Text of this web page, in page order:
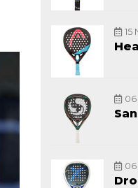
15
06
06